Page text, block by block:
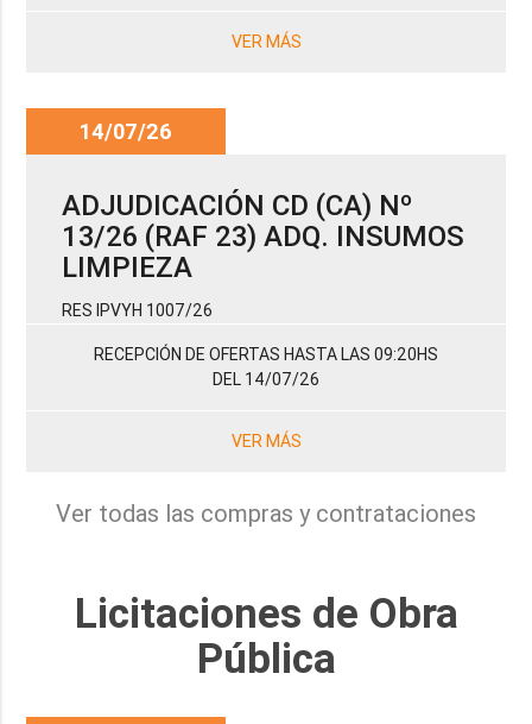
VER MÁS
14/07/26
ADJUDICACIÓN CD (CA) Nº
13/26 (RAF 23) ADQ. INSUMOS
LIMPIEZA
RES IPVYH 1007/26
RECEPCIÓN DE OFERTAS HASTA LAS 09:20HS
DEL 14/07/26
VER MÁS
Ver todas las compras y contrataciones
Licitaciones de Obra
Pública